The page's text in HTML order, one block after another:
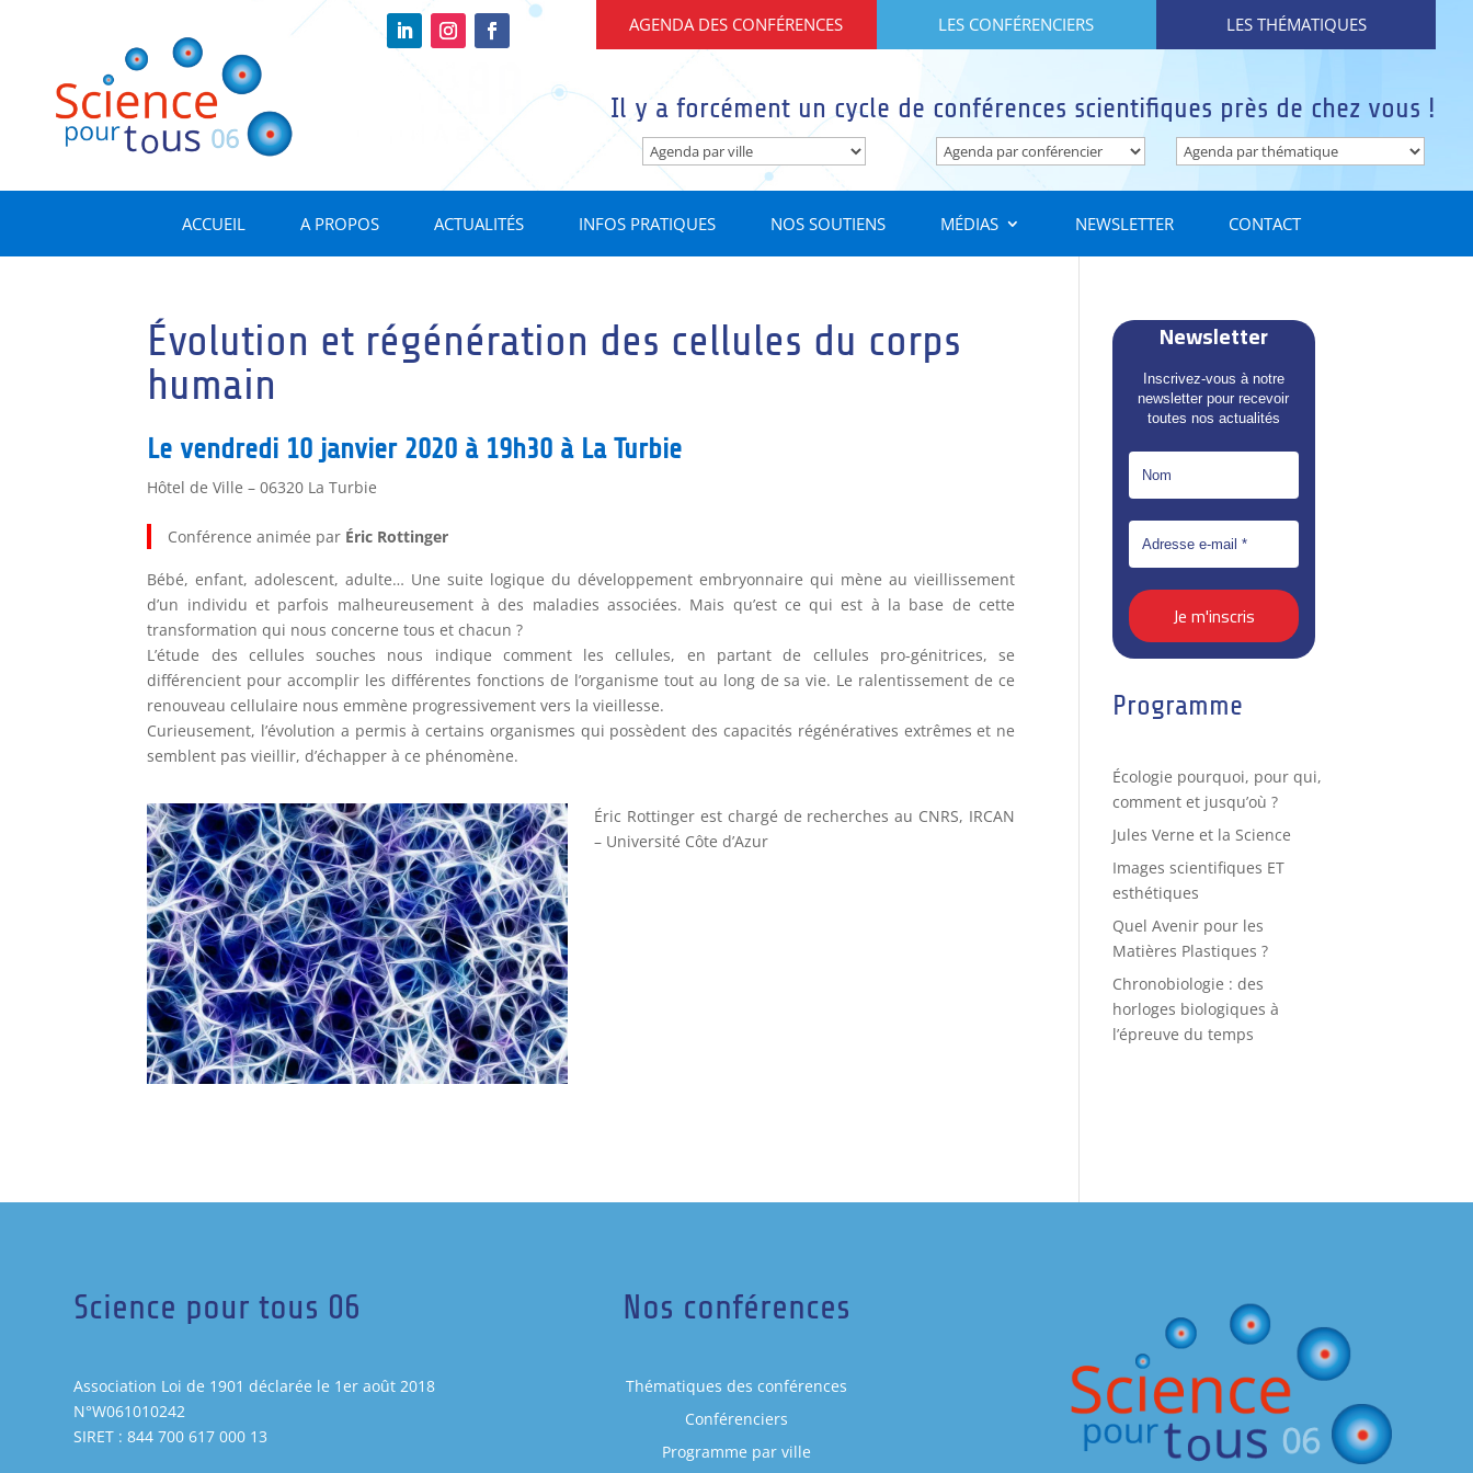
AGENDA DES CONFÉRENCES LES CONFÉRENCIERS LES THÉMATIQUES
Il y a forcément un cycle de conférences scientifiques près de chez vous !
ACCUEIL A PROPOS ACTUALITÉS INFOS PRATIQUES NOS SOUTIENS MÉDIAS NEWSLETTER CONTACT
Évolution et régénération des cellules du corps
humain
Le vendredi 10 janvier 2020 à 19h30 à La Turbie
Hôtel de Ville – 06320 La Turbie
Conférence animée par Éric Rottinger
Bébé, enfant, adolescent, adulte… Une suite logique du développement embryonnaire qui mène au vieillissement
d’un individu et parfois malheureusement à des maladies associées. Mais qu’est ce qui est à la base de cette
transformation qui nous concerne tous et chacun ?
L’étude des cellules souches nous indique comment les cellules, en partant de cellules pro-génitrices, se
différencient pour accomplir les différentes fonctions de l’organisme tout au long de sa vie. Le ralentissement de ce
renouveau cellulaire nous emmène progressivement vers la vieillesse.
Curieusement, l’évolution a permis à certains organismes qui possèdent des capacités régénératives extrêmes et ne
semblent pas vieillir, d’échapper à ce phénomène.
Éric Rottinger est chargé de recherches au CNRS, IRCAN
– Université Côte d’Azur
Newsletter
Inscrivez-vous à notre
newsletter pour recevoir
toutes nos actualités
Programme
Écologie pourquoi, pour qui,
comment et jusqu’où ?
Jules Verne et la Science
Images scientifiques ET
esthétiques
Quel Avenir pour les
Matières Plastiques ?
Chronobiologie : des
horloges biologiques à
l’épreuve du temps
Science pour tous 06
Association Loi de 1901 déclarée le 1er août 2018
N°W061010242
SIRET : 844 700 617 000 13
Nos conférences
Thématiques des conférences
Conférenciers
Programme par ville